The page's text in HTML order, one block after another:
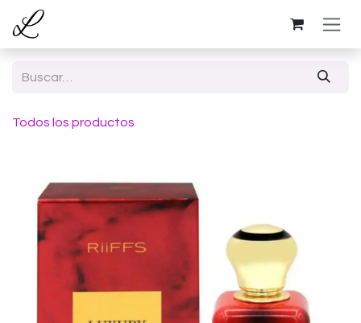
Ir al contenido
Todos los productos